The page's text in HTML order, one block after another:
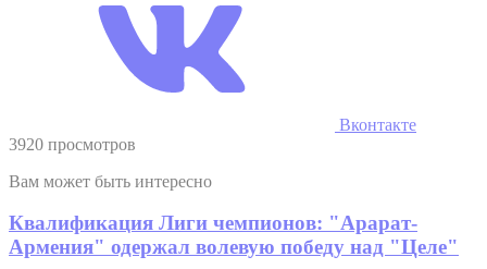
Вконтакте
3920 просмотров
Вам может быть интересно
Квалификация Лиги чемпионов: "Арарат-
Армения" одержал волевую победу над "Целе"